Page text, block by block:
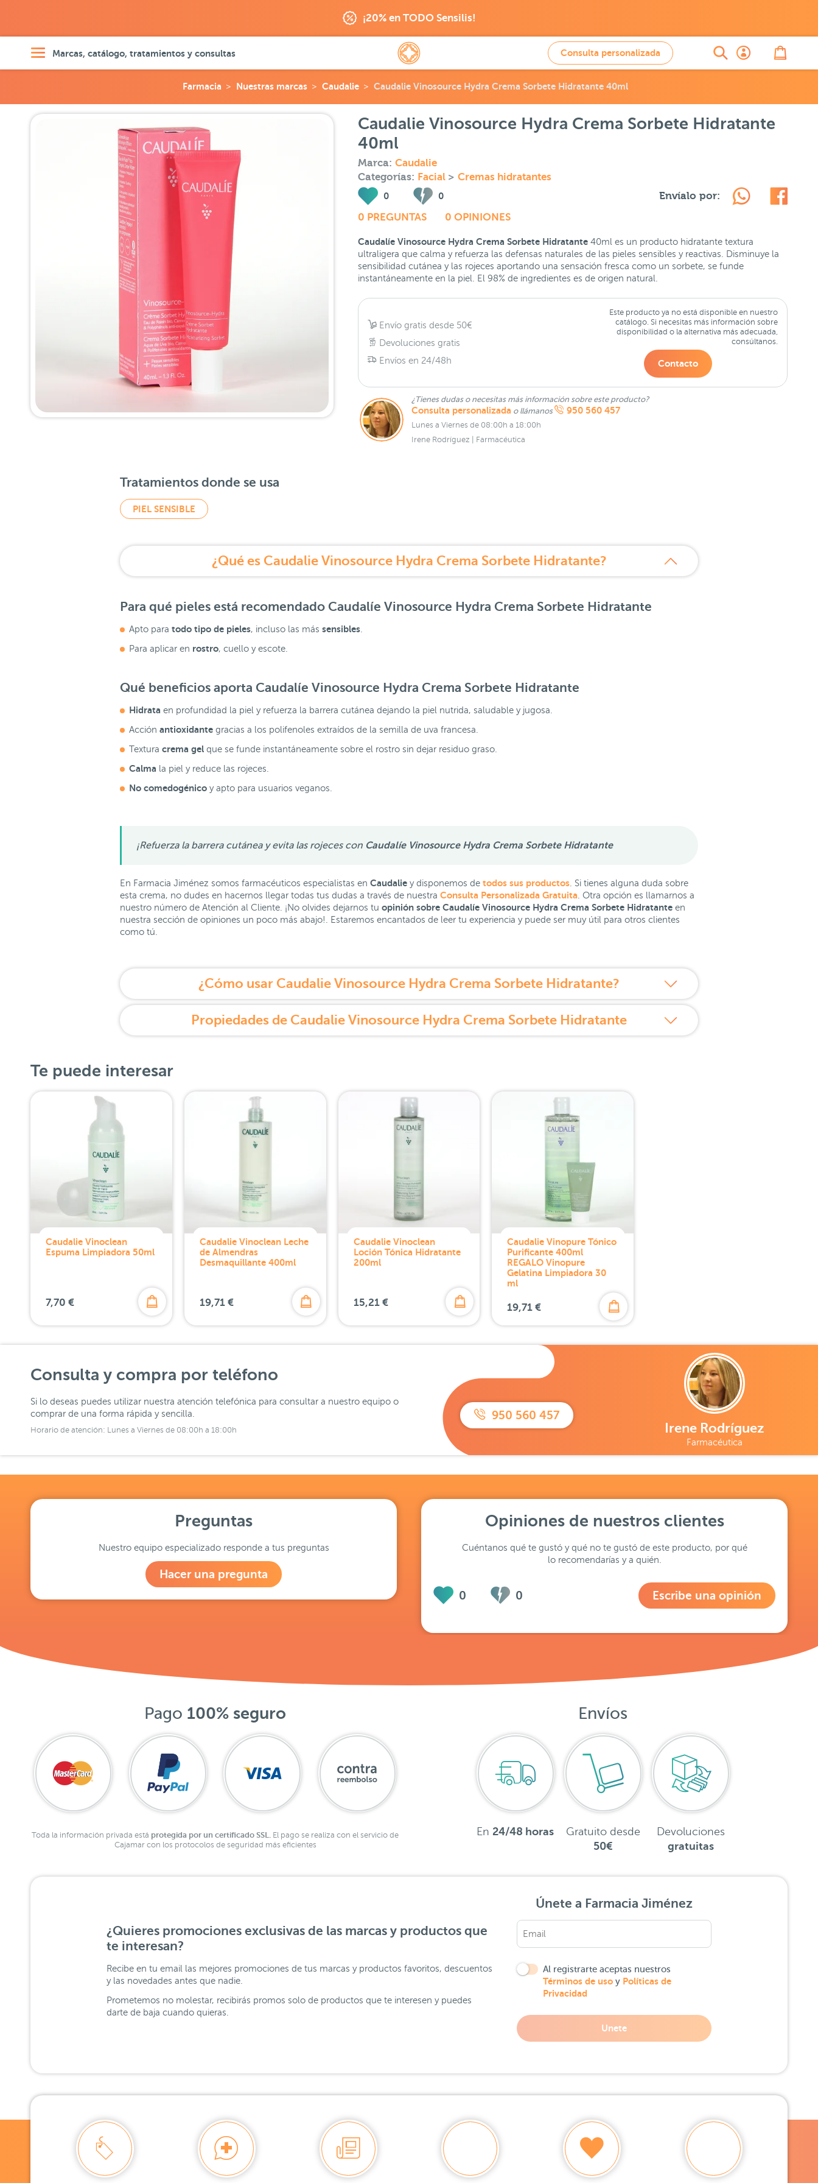
¡20% en TODO Sensilis!
Marcas, catálogo, tratamientos y consultas Consulta personalizada
Farmacia Nuestras marcas Caudalie Caudalie Vinosource Hydra Crema Sorbete Hidratante 40ml
Caudalie Vinosource Hydra Crema Sorbete Hidratante
40ml
Marca: Caudalie
Categorías: Facial > Cremas hidratantes
0 0
0 PREGUNTAS 0 OPINIONES
Envíalo por:
Caudalíe Vinosource Hydra Crema Sorbete Hidratante40ml es un producto hidratante textura
ultraligera que calma y refuerza las defensas naturales de las pieles sensibles y reactivas. Disminuye la
sensibilidad cutánea y las rojeces aportando una sensación fresca como un sorbete, se funde
instantáneamente en la piel. El 98% de ingredientes es de origen natural.
Envío gratis desde 50€
Devoluciones gratis
Envíos en 24/48h
Este producto ya no está disponible en nuestro
catálogo. Si necesitas más información sobre
disponibilidad o la alternativa más adecuada,
consúltanos.
Contacto
¿Tienes dudas o necesitas más información sobre este producto?
Consulta personalizada o llámanos 950 560 457
Lunes a Viernes de 08:00h a 18:00h
Irene Rodríguez | Farmacéutica
Tratamientos donde se usa
PIEL SENSIBLE
¿Qué es Caudalie Vinosource Hydra Crema Sorbete Hidratante?
Para qué pieles está recomendado Caudalíe Vinosource Hydra Crema Sorbete Hidratante
Apto para todo tipo de pieles, incluso las más sensibles
Para aplicar en rostro, cuello y escote.
Qué beneficios aporta Caudalíe Vinosource Hydra Crema Sorbete Hidratante
Hidrata en profundidad la piel y refuerza la barrera cutánea dejando la piel nutrida, saludable y jugosa.
Acción antioxidante gracias a los polifenoles extraídos de la semilla de uva francesa.
Textura crema gel que se funde instantáneamente sobre el rostro sin dejar residuo graso.
Calma la piel y reduce las rojeces.
No comedogénico y apto para usuarios veganos.
¡Refuerza la barrera cutánea y evita las rojeces con Caudalíe Vinosource Hydra Crema Sorbete Hidratante
En Farmacia Jiménez somos farmacéuticos especialistas en Caudalie y disponemos de todos sus productos . Si tienes alguna duda sobre
esta crema, no dudes en hacernos llegar todas tus dudas a través de nuestra Consulta Personalizada Gratuita . Otra opción es llamarnos a
nuestro número de Atención al Cliente. ¡No olvides dejarnos tu opinión sobre Caudalíe Vinosource Hydra Crema Sorbete Hidratante en
nuestra sección de opiniones un poco más abajo!. Estaremos encantados de leer tu experiencia y puede ser muy útil para otros clientes
como tú.
¿Cómo usar Caudalie Vinosource Hydra Crema Sorbete Hidratante?
Propiedades de Caudalie Vinosource Hydra Crema Sorbete Hidratante
Te puede interesar
Caudalie Vinoclean
Espuma Limpiadora 50ml
7,70 €
Caudalie Vinoclean Leche
de Almendras
Desmaquillante 400ml
19,71 €
Caudalie Vinoclean
Loción Tónica Hidratante
200ml
15,21 €
Caudalie Vinopure Tónico
Purificante 400ml
REGALO Vinopure
Gelatina Limpiadora 30
ml
19,71 €
Consulta y compra por teléfono
Si lo deseas puedes utilizar nuestra atención telefónica para consultar a nuestro equipo o
comprar de una forma rápida y sencilla.
Horario de atención: Lunes a Viernes de 08:00h a 18:00h
950 560 457
Irene Rodríguez
Farmacéutica
Preguntas
Nuestro equipo especializado responde a tus preguntas
Hacer una pregunta
Opiniones de nuestros clientes
Cuéntanos qué te gustó y qué no te gustó de este producto, por qué
lo recomendarías y a quién.
0 0 Escribe una opinión
Pago 100% seguro
Toda la información privada está protegida por un certificado SSL.
El pago se realiza con el servicio de
Cajamar con los protocolos de seguridad más eficientes
Envíos
En 24/48 horas
Gratuito desde
50€
Devoluciones
gratuitas
¿Quieres promociones exclusivas de las marcas y productos que
te interesan?
Recibe en tu email las mejores promociones de tus marcas y productos favoritos, descuentos
y las novedades antes que nadie.
Prometemos no molestar, recibirás promos solo de productos que te interesen y puedes
darte de baja cuando quieras.
Únete a Farmacia Jiménez
Al registrarte aceptas nuestros
Términos de uso y Políticas de
Privacidad
Unete